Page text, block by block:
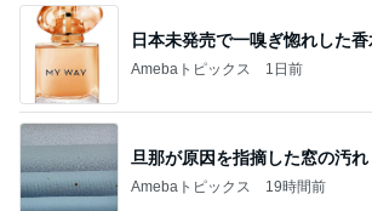
日本未発売で一嗅ぎ惚れした香
Amebaトピックス 1日前
旦那が原因を指摘した窓の汚れ
Amebaトピックス 19時間前